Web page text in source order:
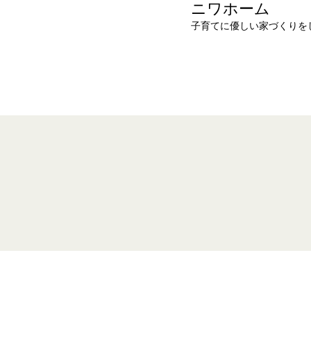
ニワホーム
子育てに優しい家づくりを